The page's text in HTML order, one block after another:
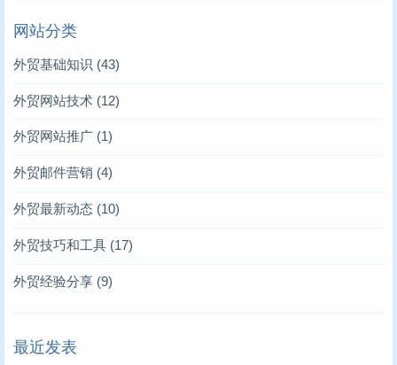
网站分类
外贸基础知识 (43)
外贸网站技术 (12)
外贸网站推广 (1)
外贸邮件营销 (4)
外贸最新动态 (10)
外贸技巧和工具 (17)
外贸经验分享 (9)
最近发表